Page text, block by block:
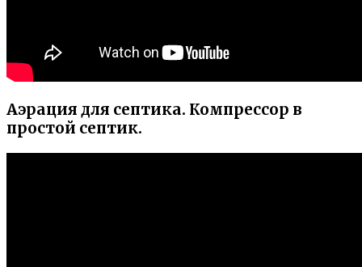
Аэрация для септика. Компрессор в
простой септик.